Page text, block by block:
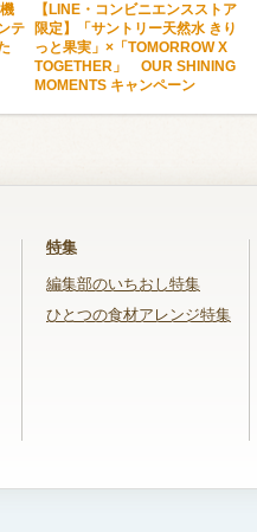
テ
【LINE・コンビニエンスストア
限定】「サントリー天然水 きり
っと果実」×「TOMORROW X
TOGETHER」 OUR SHINING
MOMENTS キャンペーン
特集
編集部のいちおし特集
ひとつの食材アレンジ特集